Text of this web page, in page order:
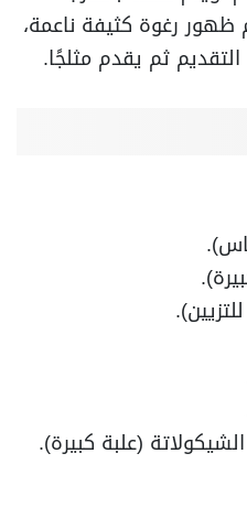
ظهور رغوة كثيفة ناعمة،
ثم يقدم مثلجًا.
(علبة كبيرة).